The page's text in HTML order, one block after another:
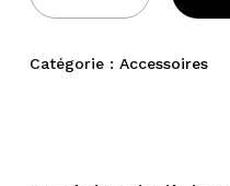
Catégorie : Accessoires